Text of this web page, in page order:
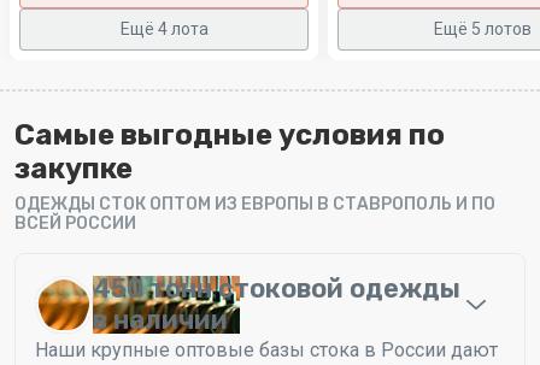
Ещё 4 лота Ещё 5 лотов
Самые выгодные условия по
закупке
ОДЕЖДЫ СТОК ОПТОМ ИЗ ЕВРОПЫ В СТАВРОПОЛЬ И ПО
ВСЕЙ РОССИИ
450 тонн стоковой одежды
в наличии
Наши крупные оптовые базы стока в России дают